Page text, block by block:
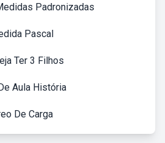
Padronizadas
Pascal
Ter 3 Filhos
Aula História
De Carga